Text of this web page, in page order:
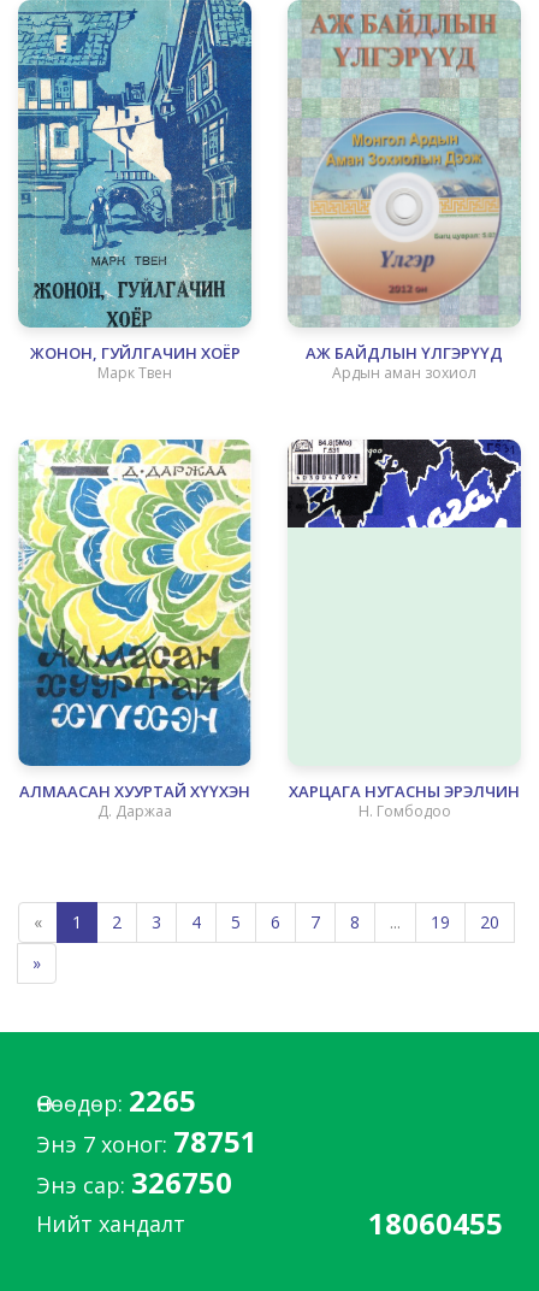
ЖОНОН, ГУЙЛГАЧИН ХОЁР
Марк Твен
АЖ БАЙДЛЫН ҮЛГЭРҮҮД
Ардын аман зохиол
АЛМААСАН ХУУРТАЙ ХҮҮХЭН
Д. Даржаа
ХАРЦАГА НУГАСНЫ ЭРЭЛЧИН
Н. Гомбодоо
« 1 2 3 4 5 6 7 8 ... 19
20
»
Өнөөдөр: 2265
Энэ 7 хоног: 78751
Энэ сар: 326750
Нийт хандалт 18060455